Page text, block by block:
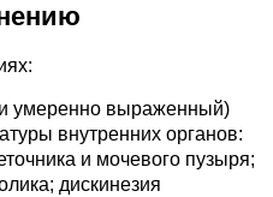
умеренно выраженный)
внутренних органов:
и мочевого пузыря;
дискинезия